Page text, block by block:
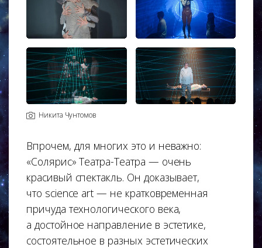
Никита Чунтомов
Впрочем, для многих это и неважно:
«Солярис» Театра-Театра — очень
красивый спектакль. Он доказывает,
что science art — не кратковременная
причуда технологического века,
а достойное направление в эстетике,
состоятельное в разных эстетических